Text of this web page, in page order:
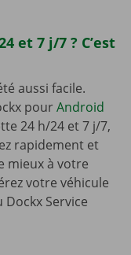
et 7 j/7 ? C’est
aussi facile.
pourAndroid
24 h/24 et 7 j/7,
rapidement et
mieux à votre
votre véhicule
Service